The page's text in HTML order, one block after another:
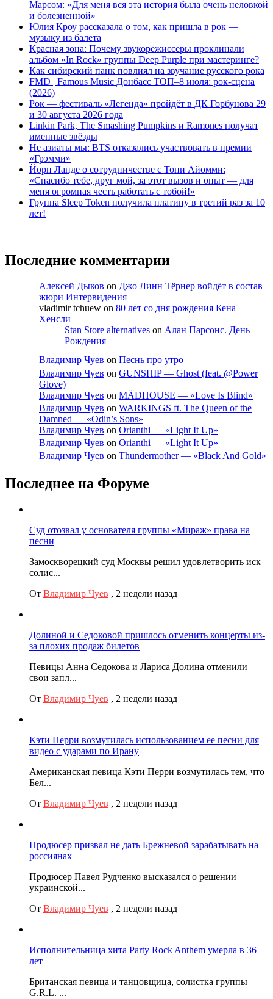
Марсом: «Для меня вся эта история была очень неловкой
и болезненной»
Юлия Кроу рассказала о том, как пришла в рок —
музыку из балета
Красная зона: Почему звукорежиссеры проклинали
альбом «In Rock» группы Deep Purple при мастеринге?
Как сибирский панк повлиял на звучание русского рока
FMD | Famous Music Донбасс ТОП–8 июля: рок-сцена
(2026)
Рок — фестиваль «Легенда» пройдёт в ДК Горбунова 29
и 30 августа 2026 года
Linkin Park, The Smashing Pumpkins и Ramones получат
именные звёзды
Не азиаты мы: BTS отказались участвовать в премии
«Грэмми»
Йорн Ланде о сотрудничестве с Тони Айомми:
«Спасибо тебе, друг мой, за этот вызов и опыт — для
меня огромная честь работать с тобой!»
Группа Sleep Token получила платину в третий раз за 10
лет!
Последние комментарии
Алексей Дыков on Джо Линн Тёрнер войдёт в состав
жюри Интервидения
vladimir tchuew on 80 лет со дня рождения Кена
Хенсли
Stan Store alternatives on Алан Парсонс. День
Рождения
Владимир Чуев on Песнь про утро
Владимир Чуев on GUNSHIP — Ghost (feat. @Power
Glove)
Владимир Чуев on MÄDHOUSE — «Love Is Blind»
Владимир Чуев on WARKINGS ft. The Queen of the
Damned — «Odin’s Sons»
Владимир Чуев on Orianthi — «Light It Up»
Владимир Чуев on Orianthi — «Light It Up»
Владимир Чуев on Thundermother — «Black And Gold»
Последнее на Форуме
Суд отозвал у основателя группы «Мираж» права на
песни
Замоскворецкий суд Москвы решил удовлетворить иск
солис...
От Владимир Чуев , 2 недели назад
Долиной и Седоковой пришлось отменить концерты из-
за плохих продаж билетов
Певицы Анна Седокова и Лариса Долина отменили
свои запл...
От Владимир Чуев , 2 недели назад
Кэти Перри возмутилась использованием ее песни для
видео с ударами по Ирану
Американская певица Кэти Перри возмутилась тем, что
Бел...
От Владимир Чуев , 2 недели назад
Продюсер призвал не дать Брежневой зарабатывать на
россиянах
Продюсер Павел Рудченко высказался о решении
украинской...
От Владимир Чуев , 2 недели назад
Исполнительница хита Party Rock Anthem умерла в 36
лет
Британская певица и танцовщица, солистка группы
G.R.L. ...